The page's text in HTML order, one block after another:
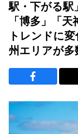
駅・下がる駅
「博多」「
トレンドに
州エリアが多